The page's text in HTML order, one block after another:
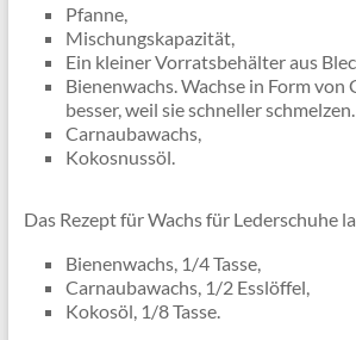
Pfanne,
Mischungskapazität,
Ein kleiner Vorratsbehälter aus
Bienenwachs. Wachse in Form von
besser, weil sie schneller schmelzen.
Carnaubawachs,
Kokosnussöl.
Das Rezept für Wachs für Lederschuhe
Bienenwachs, 1/4 Tasse,
Carnaubawachs, 1/2 Esslöffel,
Kokosöl, 1/8 Tasse.